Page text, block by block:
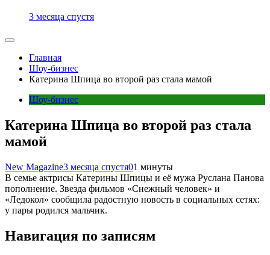
3 месяца спустя
Главная
Шоу-бизнес
Катерина Шпица во второй раз стала мамой
Шоу-бизнес
Катерина Шпица во второй раз стала
мамой
New Magazine3 месяца спустя01 минуты
В семье актрисы Катерины Шпицы и её мужа Руслана Панова
пополнение. Звезда фильмов «Снежный человек» и
«Ледокол» сообщила радостную новость в социальных сетях:
у пары родился мальчик.
Навигация по записям